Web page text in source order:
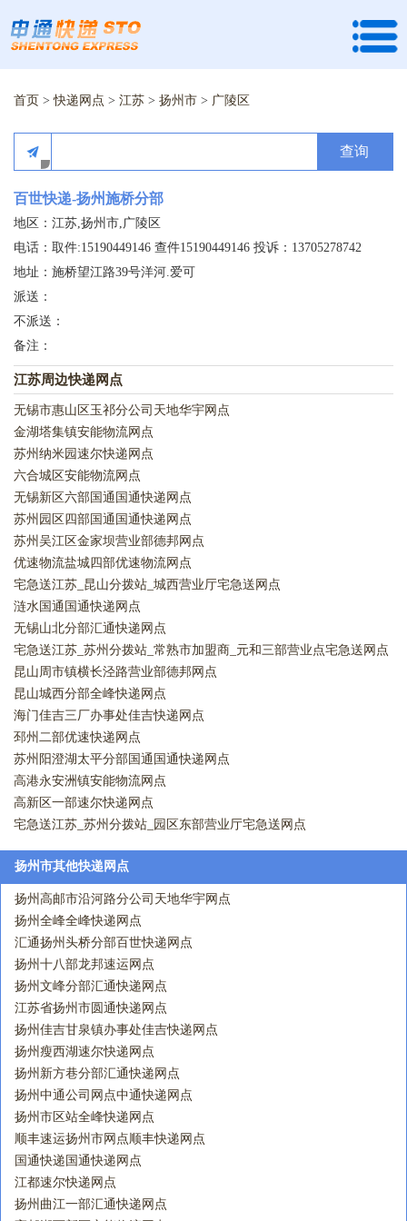
首页 >快递网点 > 江苏 > 扬州市 > 广陵区
查询
百世快递-扬州施桥分部
地区：江苏,扬州市,广陵区
电话：取件:15190449146 查件15190449146 投诉：13705278742
地址：施桥望江路39号洋河.爱可
派送：
不派送：
备注：
江苏周边快递网点
无锡市惠山区玉祁分公司天地华宇网点
金湖塔集镇安能物流网点
苏州纳米园速尔快递网点
六合城区安能物流网点
无锡新区六部国通国通快递网点
苏州园区四部国通国通快递网点
苏州吴江区金家坝营业部德邦网点
优速物流盐城四部优速物流网点
宅急送江苏_昆山分拨站_城西营业厅宅急送网点
涟水国通国通快递网点
无锡山北分部汇通快递网点
宅急送江苏_苏州分拨站_常熟市加盟商_元和三部营业点宅急送网点
昆山周市镇横长泾路营业部德邦网点
昆山城西分部全峰快递网点
海门佳吉三厂办事处佳吉快递网点
邳州二部优速快递网点
苏州阳澄湖太平分部国通国通快递网点
高港永安洲镇安能物流网点
高新区一部速尔快递网点
宅急送江苏_苏州分拨站_园区东部营业厅宅急送网点
扬州市其他快递网点
扬州高邮市沿河路分公司天地华宇网点
扬州全峰全峰快递网点
汇通扬州头桥分部百世快递网点
扬州十八部龙邦速运网点
扬州文峰分部汇通快递网点
江苏省扬州市圆通快递网点
扬州佳吉甘泉镇办事处佳吉快递网点
扬州瘦西湖速尔快递网点
扬州新方巷分部汇通快递网点
扬州中通公司网点中通快递网点
扬州市区站全峰快递网点
顺丰速运扬州市网点顺丰快递网点
国通快递国通快递网点
江都速尔快递网点
扬州曲江一部汇通快递网点